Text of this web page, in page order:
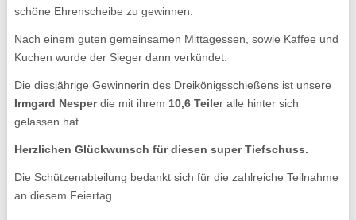
schöne Ehrenscheibe zu gewinnen.
Nach einem guten gemeinsamen Mittagessen, sowie Kaffee und
Kuchen wurde der Sieger dann verkündet.
Die diesjährige Gewinnerin des Dreikönigsschießens ist unsere
Irmgard Nesperdie mit ihrem 10,6 Teiler alle hinter sich
gelassen hat.
Herzlichen Glückwunsch für diesen super Tiefschuss.
Die Schützenabteilung bedankt sich für die zahlreiche Teilnahme
an diesem Feiertag.